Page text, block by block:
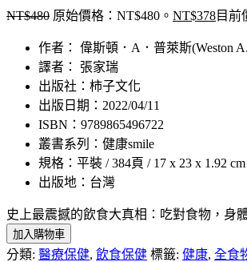
NT$480 原始價格：NT$480。 NT$378目前
作者： 偉斯頓．A．普萊斯(Weston
譯者： 張家瑞
出版社：柿子文化
出版日期：2022/04/11
ISBN：9789865496722
叢書系列：健康smile
規格：平裝 / 384頁 / 17 x 23 x 1.92
出版地：台灣
史上最震撼的飲食大真相：吃對食物，身
加入購物車
分類: 醫療保健, 飲食保健 標籤: 健康, 全食